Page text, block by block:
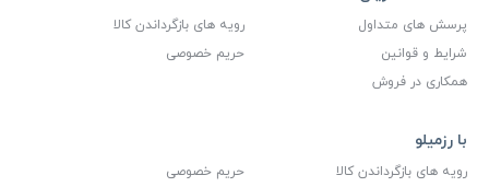
پرسش های متداول
رویه های بازگرداندن کالا
شرایط و قوانین
حریم خصوصی
همکاری در فروش
با رزمیلو
رویه های بازگرداندن کالا
حریم خصوصی